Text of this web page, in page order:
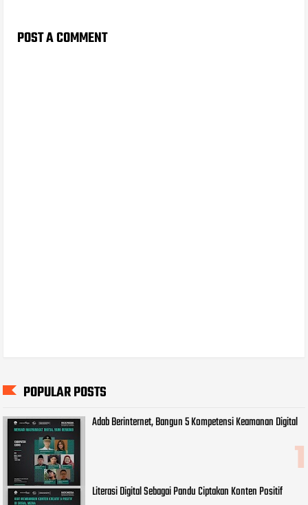
POST A COMMENT
POPULAR POSTS
Adab Berinternet, Bangun 5 Kompetensi Keamanan Digital
Literasi Digital Sebagai Pandu Ciptakan Konten Positif